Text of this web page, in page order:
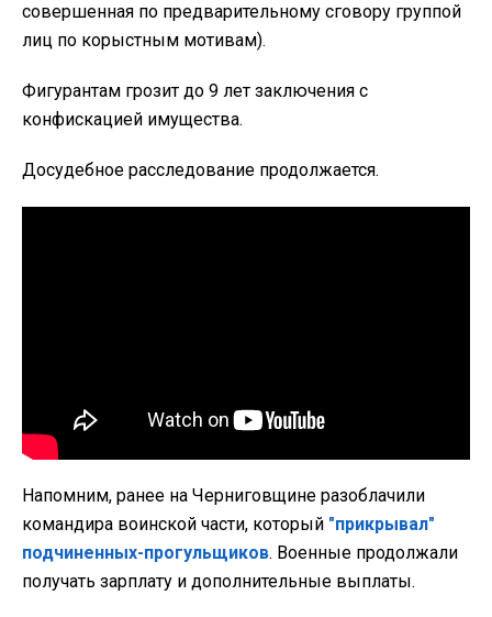
совершенная по предварительному сговору группой
лиц по корыстным мотивам).
Фигурантам грозит до 9 лет заключения с
конфискацией имущества.
Досудебное расследование продолжается.
Напомним, ранее на Черниговщине разоблачили
командира воинской части, который "прикрывал"
подчиненных-прогульщиков. Военные продолжали
получать зарплату и дополнительные выплаты.